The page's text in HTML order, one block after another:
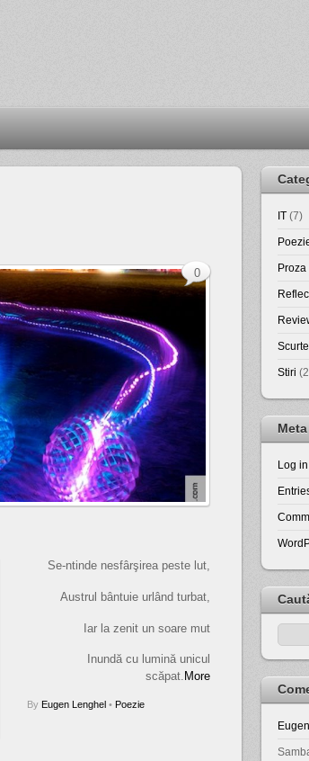
Se-ntinde nesfârşirea peste lut,
Austrul bântuie urlând turbat,
Iar la zenit un soare mut
Inundă cu lumină unicul
scăpat. More
By Eugen Lenghel • Poezie
0
IT (7)
Proza
Scurte
Stiri
Meta
Log in